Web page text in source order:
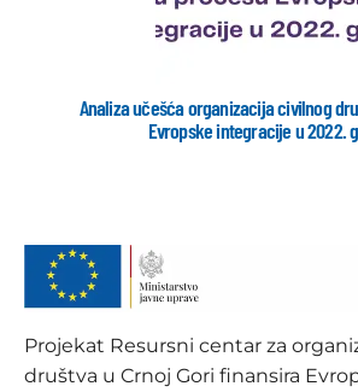
Analiza učešća organizacija civilnog
Evropske integracije u 2022.
Projekat Resursni centar za
društva u Crnoj Gori finansira